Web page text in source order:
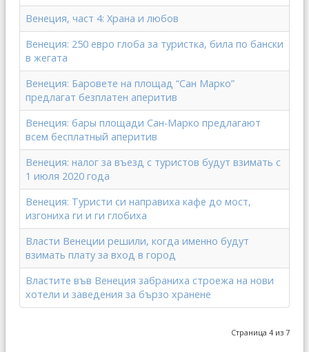
Венеция, част 4: Храна и любов
Венеция: 250 евро глоба за туристка, била по бански
в жегата
Венеция: Баровете на площад “Сан Марко”
предлагат безплатен аперитив
Венеция: бары площади Сан-Марко предлагают
всем бесплатный аперитив
Венеция: налог за въезд с туристов будут взимать с
1 июля 2020 года
Венеция: Туристи си направиха кафе до мост,
изгониха ги и ги глобиха
Власти Венеции решили, когда именно будут
взимать плату за вход в город
Властите във Венеция забраниха строежа на нови
хотели и заведения за бързо хранене
Страница 4 из 7